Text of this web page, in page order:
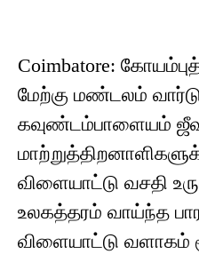
Coimbatore:
மேற்கு மண்டலம்
கவுண்டம்பாளையம்
விளையாட்டு வசதி
உலகத்தரம் வாய்ந்த
விளையாட்டு வளாகம்